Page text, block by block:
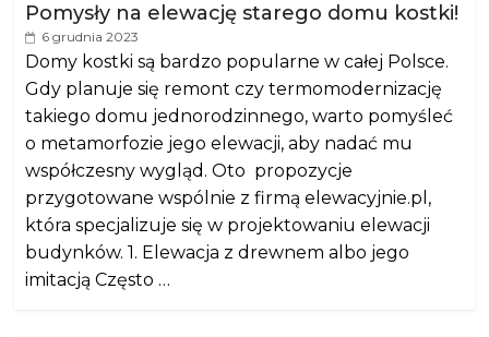
Pomysły na elewację starego domu kostki!
6 grudnia 2023
Domy kostki są bardzo popularne w całej Polsce.
Gdy planuje się remont czy termomodernizację
takiego domu jednorodzinnego, warto pomyśleć
o metamorfozie jego elewacji, aby nadać mu
współczesny wygląd. Oto propozycje
przygotowane wspólnie z firmą elewacyjnie.pl,
która specjalizuje się w projektowaniu elewacji
budynków. 1. Elewacja z drewnem albo jego
imitacją Często …